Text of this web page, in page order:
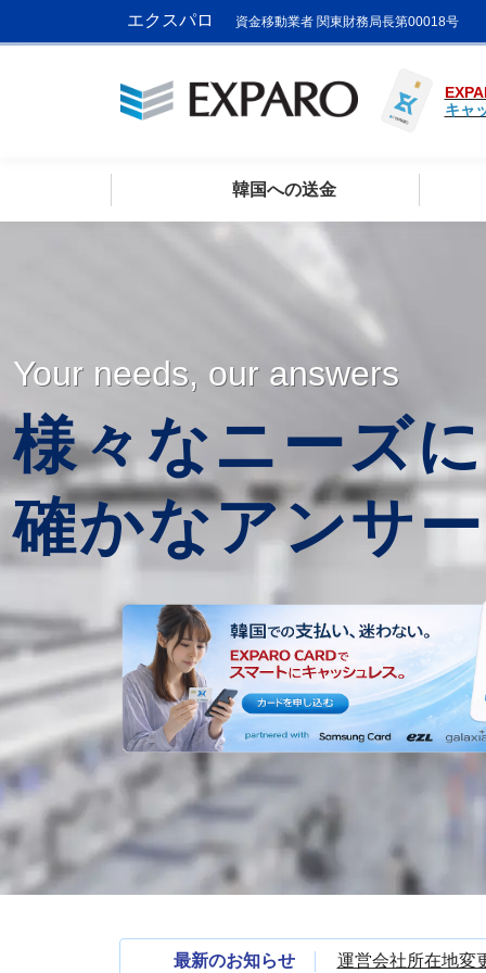
エクスパロ 資金移動業者 関東財務局長第00018号
キャ
韓国への送金
Your needs, our answers
様々なニーズに
確かなアンサ
最新のお知らせ 運営会社所在地変